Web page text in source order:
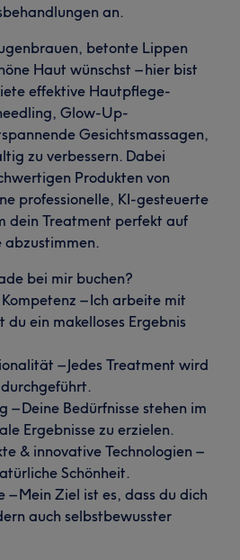
an.
betonte Lippen
Haut wünschst – hier bist
effektive Hautpflege-
Glow-Up-
Gesichtsmassagen,
zu verbessern. Dabei
Produkten von
professionelle, KI-gesteuerte
dein Treatment perfekt auf
abzustimmen.
bei mir buchen?
– Ich arbeite mit
ein makelloses Ergebnis
– Jedes Treatment wird
– Deine Bedürfnisse stehen im
Ergebnisse zu erzielen.
& innovative Technologien –
Schönheit.
– Mein Ziel ist es, dass du dich
auch selbstbewusster